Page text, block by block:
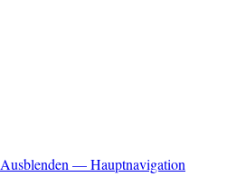
Ausblenden — Hauptnavigation